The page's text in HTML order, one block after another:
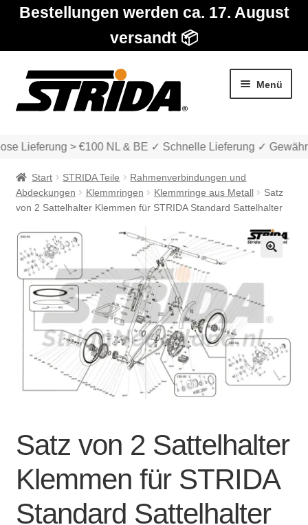
Bestellungen werden ca. 17. August
versandt 📦
Zur
Navigation
springen
Zum
Inhalt
springen
Menü
Die Modelle
Katalog
Account & Support
Warenkorb
Lieferung > €100 NL & BE ✓ Schnelle Lieferung ✓
Start STRIDA Teile
Rahmenverbindungen und
Abdeckungen
Klemmringen Klemmringe aus Metall
Satz
von 2 Sattelhalter Klemmen für STRIDA Standard Sattelhalter
Satz von 2 Sattelhalter
Klemmen für STRIDA
Standard Sattelhalter